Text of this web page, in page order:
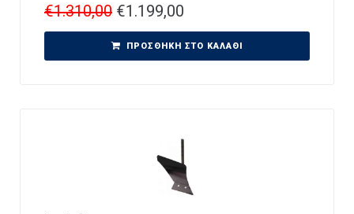
€1.310,00 €1.199,00
ΠΡΟΣΘΉΚΗ ΣΤΟ ΚΑΛΆΘΙ